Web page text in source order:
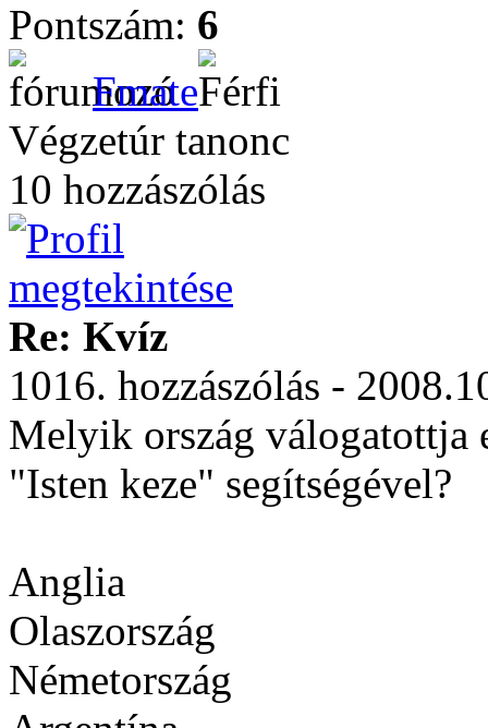
Pontszám: 6
Fmate
Végzetúr tanonc
10 hozzászólás
Re: Kvíz
1016. hozzászólás -
Melyik ország válogatottja
"Isten keze" segítségével?
Anglia
Olaszország
Németország